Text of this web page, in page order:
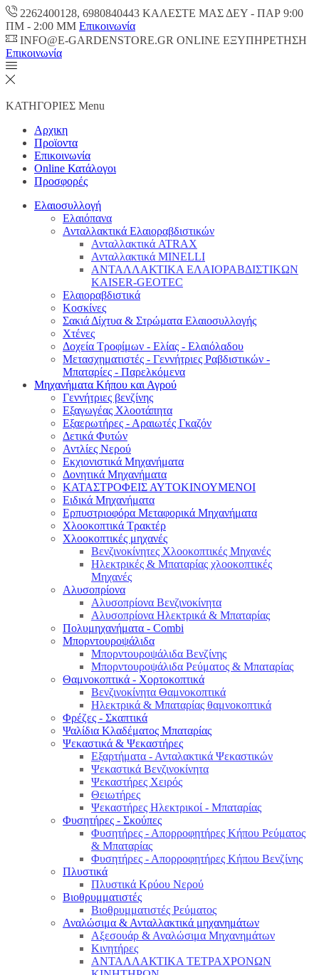
2262400128, 6980840443 ΚΑΛΕΣΤΕ ΜΑΣ ΔΕΥ - ΠΑΡ 9:00
ΠM - 2:00 ΜΜ Επικοινωνία
INFO@E-GARDENSTORE.GR ONLINE ΕΞΥΠΗΡΕΤΗΣH
Επικοινωνία
ΚΑΤΗΓΟΡΙΕΣ Menu
Αρχικη
Προϊοντα
Επικοινωνία
Online Κατάλογοι
Προσφορές
Ελαιοσυλλογή
Ελαιόπανα
Ανταλλακτικά Ελαιοραβδιστικών
Ανταλλακτικά ATRAX
Ανταλλακτικά MINELLI
ΑΝΤΑΛΛΑΚΤΙΚΑ ΕΛΑΙΟΡΑΒΔΙΣΤΙΚΩΝ
KAISER-GEOTEC
Ελαιοραβδιστικά
Κοσκίνες
Σακιά Δίχτυα & Στρώματα Ελαιοσυλλογής
Χτένες
Δοχεία Τροφίμων - Ελίας - Ελαιόλαδου
Μετασχηματιστές - Γεννήτριες Ραβδιστικών -
Μπαταρίες - Παρελκόμενα
Μηχανήματα Κήπου και Αγρού
Γεννήτριες βενζίνης
Εξαγωγέας Χλοοτάπητα
Εξαερωτήρες - Αραιωτές Γκαζόν
Δετικά Φυτών
Αντλίες Νερού
Εκχιονιστικά Μηχανήματα
Δονητικά Μηχανήματα
ΚΑΤΑΣΤΡΟΦΕΙΣ ΑΥΤΟΚΙΝΟΥΜΕΝΟΙ
Ειδικά Μηχανήματα
Eρπυστριοφόρα Μεταφορικά Μηχανήματα
Χλοοκοπτικά Τρακτέρ
Χλοοκοπτικές μηχανές
Βενζινοκίνητες Χλοοκοπτικές Μηχανές
Ηλεκτρικές & Μπαταρίας χλοοκοπτικές
Μηχανές
Αλυσοπρίονα
Αλυσοπρίονα Βενζινοκίνητα
Αλυσοπρίονα Ηλεκτρικά & Μπαταρίας
Πολυμηχανήματα - Combi
Μπορντουροψάλιδα
Μπορντουροψάλιδα Βενζίνης
Μπορντουροψάλιδα Ρεύματος & Μπαταρίας
Θαμνοκοπτικά - Χορτοκοπτικά
Βενζινοκίνητα Θαμνοκοπτικά
Ηλεκτρικά & Μπαταρίας θαμνοκοπτικά
Φρέζες - Σκαπτικά
Ψαλίδια Κλαδέματος Μπαταρίας
Ψεκαστικά & Ψεκαστήρες
Εξαρτήματα - Ανταλακτικά Ψεκαστικών
Ψεκαστικά Βενζινοκίνητα
Ψεκαστήρες Χειρός
Θειωτήρες
Ψεκαστήρες Ηλεκτρικοί - Μπαταρίας
Φυσητήρες - Σκούπες
Φυσητήρες - Απορροφητήρες Κήπου Ρεύματος
& Μπαταρίας
Φυσητήρες - Απορροφητήρες Κήπου Βενζίνης
Πλυστικά
Πλυστικά Κρύου Νερού
Βιοθρυμματιστές
Βιοθρυμματιστές Ρεύματος
Αναλώσιμα & Ανταλλακτικά μηχανημάτων
Αξεσουάρ & Αναλώσιμα Μηχανημάτων
Κινητήρες
ΑΝΤΑΛΛΑΚΤΙΚΑ ΤΕΤΡΑΧΡΟΝΩΝ